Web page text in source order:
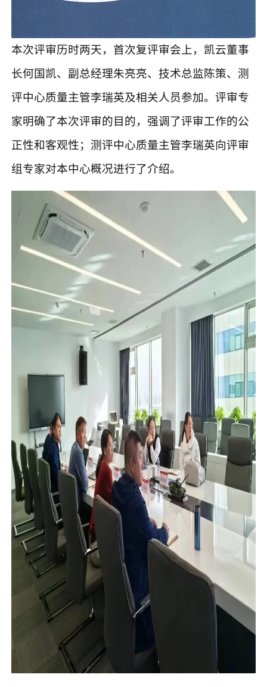
本次评审历时两天，首次复评审会上，凯云董事
长何国凯、副总经理朱亮亮、技术总监陈策、测
评中心质量主管李瑞英及相关人员参加。评审专
家明确了本次评审的目的，强调了评审工作的公
正性和客观性；测评中心质量主管李瑞英向评审
组专家对本中心概况进行了介绍。